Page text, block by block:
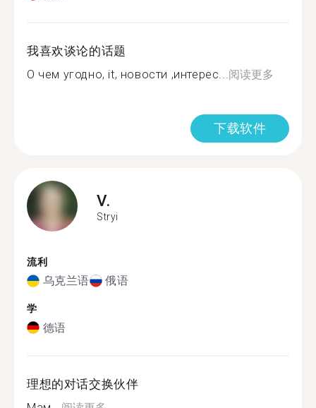
我喜欢谈论的话题
О чем угодно, it, новости ,интерес... 阅读更多
下载软件
V.
Stryi
流利
乌克兰语 俄语
学
德语
理想的对话交换伙伴